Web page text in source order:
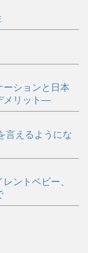
ーションと日本
メリット―
言えるようにな
ントベビー、